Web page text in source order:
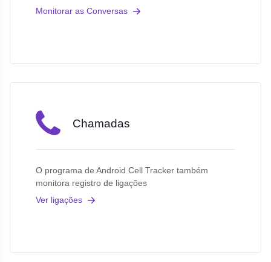
Monitorar as Conversas
Chamadas
O programa de Android Cell Tracker também
monitora registro de ligações
Ver ligações